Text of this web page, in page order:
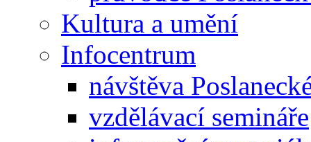
Kultura a umění
Infocentrum
návštěva
vzdělávací semináře